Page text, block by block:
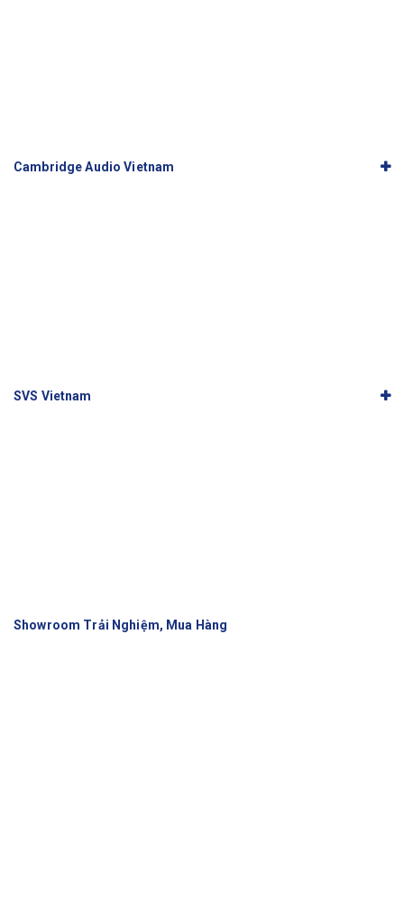
Cambridge Audio Vietnam
SVS Vietnam
Showroom Trải Nghiệm, Mua Hàng